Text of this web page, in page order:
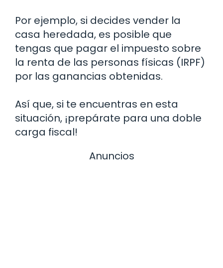
Por ejemplo, si decides vender la
casa heredada, es posible que
tengas que pagar el impuesto sobre
la renta de las personas físicas (IRPF)
por las ganancias obtenidas.
Así que, si te encuentras en esta
situación, ¡prepárate para una doble
carga fiscal!
Anuncios